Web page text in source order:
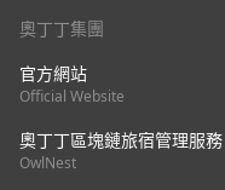
奧丁丁集團
官方網站
Official Website
奧丁丁區塊鏈旅宿管理服務
OwlNest